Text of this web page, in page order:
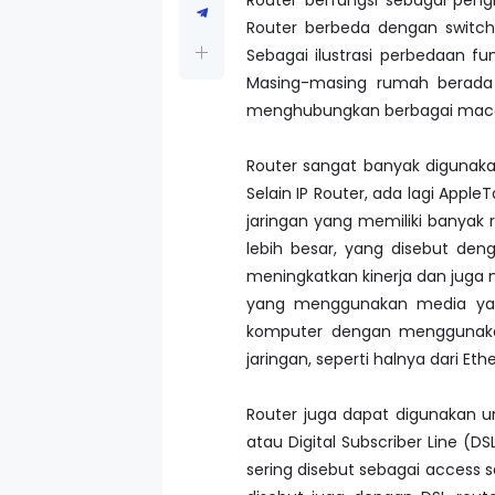
Router berbeda dengan
Sebagai ilustrasi perbedaan
Masing-masing rumah
menghubungkan berbagai
Router sangat banyak
Selain IP Router, ada lagi
jaringan yang memiliki banyak
lebih besar, yang disebut
meningkatkan kinerja dan juga
yang menggunakan media
komputer dengan
jaringan, seperti halnya dari
Router juga dapat digunakan
atau Digital Subscriber Line
sering disebut sebagai access